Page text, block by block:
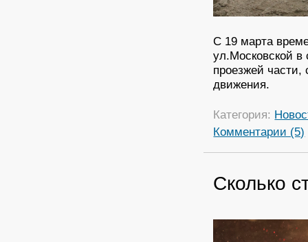
С 19 марта
ул.Московской
проезжей части,
движения.
Категория:
Комментарии (5)
Сколько